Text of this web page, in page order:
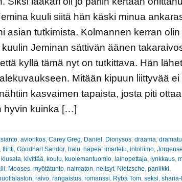
kuuli siitä hän käski minua
asian tutkimista. Kolmannen kerran olin
kuulin Jeminan sättivän äänen
kyllä tämä nyt on tutkittava. Hän
Mitään kipuun liittyvää ei
kasvaimen tapaista, josta piti ottaa
hyvin kuinka […]
, aviorikos, Carey Greg Daniel Dionysos, draama
flirtti Goodhart Sandor, halu häpeä imartelu intohimo,
kiusata kivittää koulu kuolemantuomio, lainopettaja lynkkaus,
Mooses, myötätunto, naimaton neitsyt, Nietzsche paniikki
raivo, rangaistus, romanssi Ryba Tom, seksi sharia-